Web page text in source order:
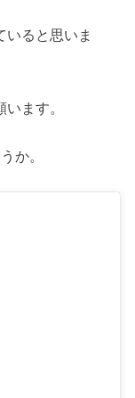
いると思いま
ます。
か。